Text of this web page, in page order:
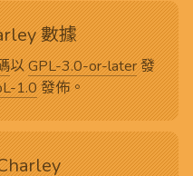
數據
以GPL-3.0-or-later發
1.0發佈。